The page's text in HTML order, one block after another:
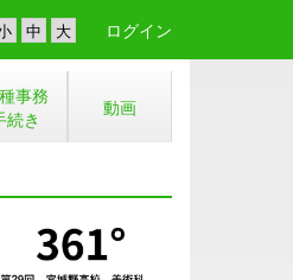
ログイン
事務
続き
動画